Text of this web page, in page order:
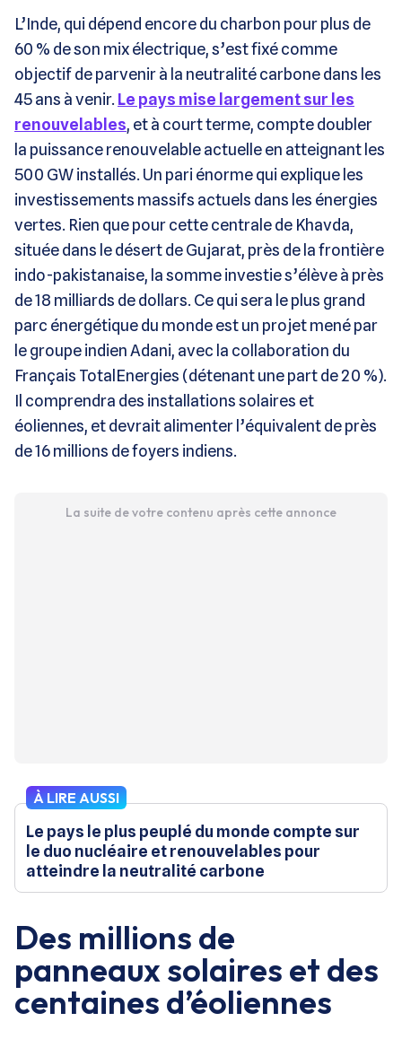
L’Inde, qui dépend encore du charbon pour plus de
60 % de son mix électrique, s’est fixé comme
objectif de parvenir à la neutralité carbone dans les
45 ans à venir. Le pays mise largement sur les
renouvelables, et à court terme, compte doubler
la puissance renouvelable actuelle en atteignant les
500 GW installés. Un pari énorme qui explique les
investissements massifs actuels dans les énergies
vertes. Rien que pour cette centrale de Khavda,
située dans le désert de Gujarat, près de la frontière
indo-pakistanaise, la somme investie s’élève à près
de 18 milliards de dollars. Ce qui sera le plus grand
parc énergétique du monde est un projet mené par
le groupe indien Adani, avec la collaboration du
Français TotalEnergies (détenant une part de 20 %).
Il comprendra des installations solaires et
éoliennes, et devrait alimenter l’équivalent de près
de 16 millions de foyers indiens.
La suite de votre contenu après cette annonce
À LIRE AUSSI
Le pays le plus peuplé du monde compte sur
le duo nucléaire et renouvelables pour
atteindre la neutralité carbone
Des millions de
panneaux solaires et des
centaines d’éoliennes